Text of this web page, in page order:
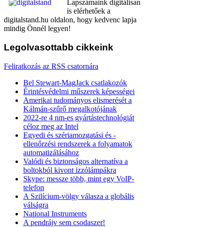
Lapszámaink digitálisan
is elérhetőek a
digitalstand.hu oldalon, hogy kedvenc lapja
mindig Önnél legyen!
Legolvasottabb cikkeink
Feliratkozás az RSS csatornára
Bel Stewart-MagJack csatlakozók
Érintésvédelmi műszerek képességei
Amerikai tudományos elismerését a
Kálmán-szűrő megalkotójának
2022-re 4 nm-es gyártástechnológiát
céloz meg az Intel
Egyedi és szériamozgatási és -
ellenőrzési rendszerek a folyamatok
automatizálásához
Valódi és biztonságos alternatíva a
boltokból kivont izzólámpákra
Skype: messze több, mint egy VoIP-
telefon
A Szilícium-völgy válasza a globális
válságra
National Instruments
A pendrájv sem csodaszer!